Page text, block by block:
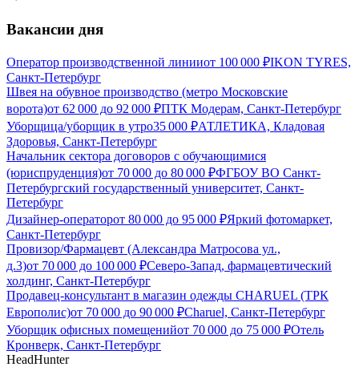
Вакансии дня
Оператор производственной линииот 100 000 ₽IKON TYRES,
Санкт-Петербург
Швея на обувное производство (метро Московские
ворота)от 62 000 до 92 000 ₽ПТК Модерам, Санкт-Петербург
Уборщица/уборщик в утро35 000 ₽АТЛЕТИКА, Кладовая
Здоровья, Санкт-Петербург
Начальник сектора договоров с обучающимися
(юриспруденция)от 70 000 до 80 000 ₽ФГБОУ ВО Санкт-
Петербургский государственный университет, Санкт-
Петербург
Дизайнер-операторот 80 000 до 95 000 ₽Яркий фотомаркет,
Санкт-Петербург
Провизор/Фармацевт (Александра Матросова ул.,
д.3)от 70 000 до 100 000 ₽Северо-Запад, фармацевтический
холдинг, Санкт-Петербург
Продавец-консультант в магазин одежды CHARUEL (ТРК
Европолис)от 70 000 до 90 000 ₽Charuel, Санкт-Петербург
Уборщик офисных помещенийот 70 000 до 75 000 ₽Отель
Кронверк, Санкт-Петербург
HeadHunter